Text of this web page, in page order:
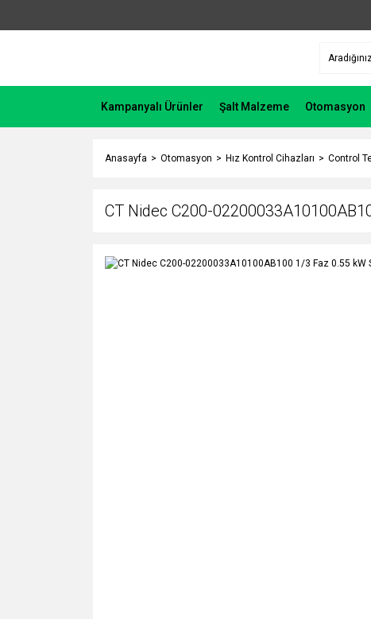
Kampanyalı Ürünler Şalt Malzeme Otomasyon
Anasayfa Otomasyon Hız Kontrol Cihazları Control
CT Nidec C200-